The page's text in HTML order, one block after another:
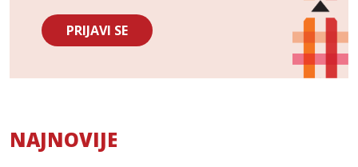
PRIJAVI SE
NAJNOVIJE